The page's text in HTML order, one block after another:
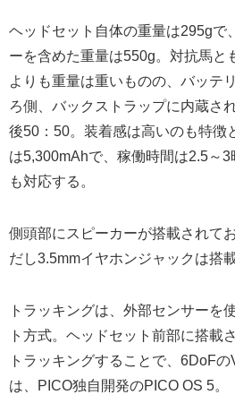
ヘッドセット自体の重量は295gで
ーを含めた重量は550g。対抗馬と
よりも重量は重いものの、バッテ
ろ側、バックストラップに内蔵さ
後50：50。装着感は高いのも特徴
は5,300mAhで、稼働時間は2.5～
も対応する。
側頭部にスピーカーが搭載されて
だし3.5mmイヤホンジャックは搭
トラッキングは、外部センサーを
ト方式。ヘッドセット前部に搭載
トラッキングすることで、6DoF
は、PICO独自開発のPICO OS 5。